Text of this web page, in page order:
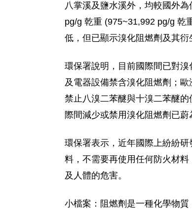
八掌溪及鹽水溪外，均較國外
pg/g 乾重 (975~31,992 pg/g 乾
低，但已顯示溴化阻燃劑及其衍
環保署說明，目前國際間已對
及電器設備禁含溴化阻燃劑；
禁止八溴二苯醚與十溴二苯醚
際間減少或禁用溴化阻燃劑已蔚
環保署表示，近年國際上紛紛
料，不需要再使用任何防火材
及人體的危害。
小檔案：阻燃劑是一種化學物